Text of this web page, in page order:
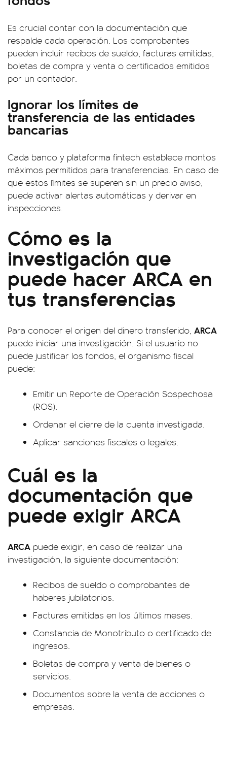
Es crucial contar con la documentación que
respalde cada operación. Los comprobantes
pueden incluir recibos de sueldo, facturas emitidas,
boletas de compra y venta o certificados emitidos
por un contador.
Ignorar los límites de
transferencia de las entidades
bancarias
Cada banco y plataforma fintech establece montos
máximos permitidos para transferencias. En caso de
que estos límites se superen sin un precio aviso,
puede activar alertas automáticas y derivar en
inspecciones.
Cómo es la
investigación que
puede hacer ARCA en
tus transferencias
Para conocer el origen del dinero transferido, ARCA
puede iniciar una investigación. Si el usuario no
puede justificar los fondos, el organismo fiscal
puede:
Emitir un Reporte de Operación Sospechosa
(ROS).
Ordenar el cierre de la cuenta investigada.
Aplicar sanciones fiscales o legales.
Cuál es la
documentación que
puede exigir ARCA
ARCA puede exigir, en caso de realizar una
investigación, la siguiente documentación:
Recibos de sueldo o comprobantes de
haberes jubilatorios.
Facturas emitidas en los últimos meses.
Constancia de Monotributo o certificado de
ingresos.
Boletas de compra y venta de bienes o
servicios.
Documentos sobre la venta de acciones o
empresas.